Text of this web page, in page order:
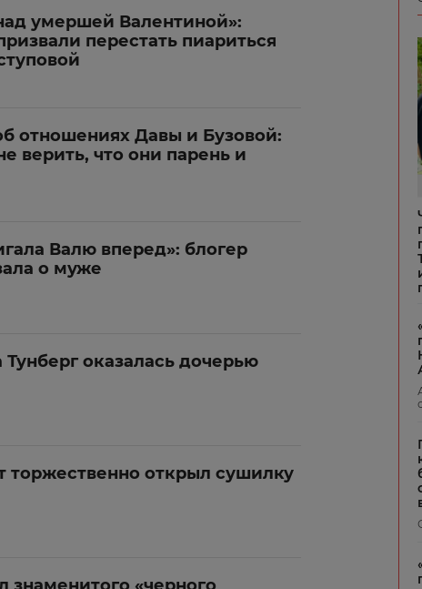
умершей Валентиной»:
перестать пиариться
отношениях Давы и Бузовой:
верить, что они парень и
Валю вперед»: блогер
о муже
оказалась дочерью
торжественно открыл сушилку